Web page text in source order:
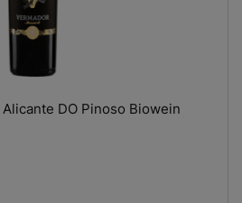
Vermador Tinto Crianza Alicante DO Pinoso Biowein